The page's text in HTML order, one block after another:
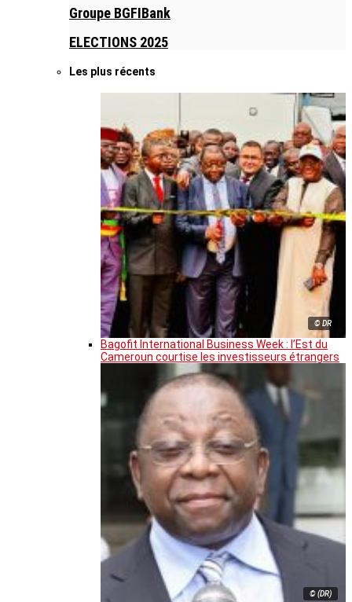
Groupe BGFIBank
ELECTIONS 2025
Les plus récents
© DR
Bagofit International Business Week : l’Est du
Cameroun courtise les investisseurs étrangers
© (DR)